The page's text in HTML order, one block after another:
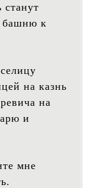
башню к
на казнь
на
и
мне